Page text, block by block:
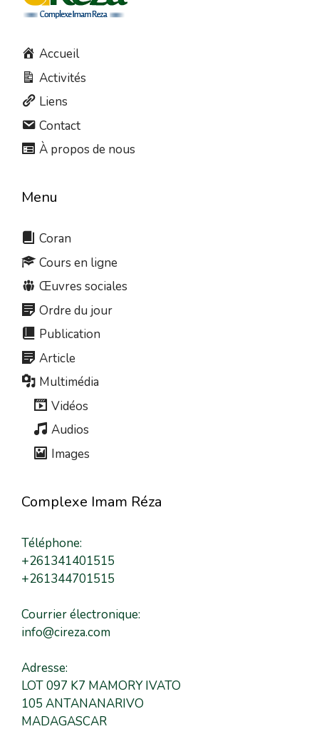
Accueil
Activités
Liens
Contact
À propos de nous
Menu
Coran
Cours en ligne
Œuvres sociales
Ordre du jour
Publication
Article
Multimédia
Vidéos
Audios
Images
Complexe Imam Réza
Téléphone:
+261341401515
+261344701515
Courrier électronique:
info@cireza.com
Adresse:
LOT 097 K7 MAMORY IVATO
105 ANTANANARIVO
MADAGASCAR